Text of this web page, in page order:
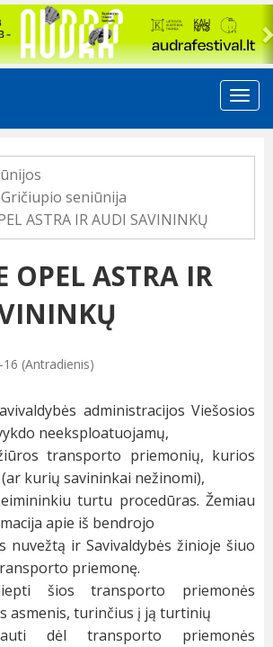
seniūnija
ASTRA IR AUDI SAVININKŲ
OPEL ASTRA IR
(Antradienis)
administracijos Viešosios
neeksploatuojamų,
transporto priemonių, kurios
(ar kurių savininkai nežinomi),
turtu procedūras. Žemiau
apie iš bendrojo
nuvežtą ir Savivaldybės žinioje šiuo
priemonę.
šios transporto priemonės
asmenis, turinčius į ją turtinių
dėl transporto priemonės